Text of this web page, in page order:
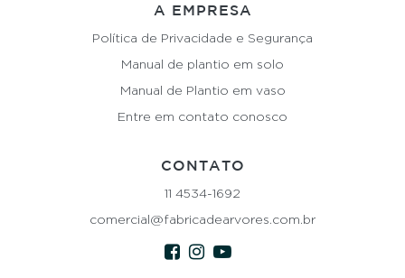
A EMPRESA
Política de Privacidade e Segurança
Manual de plantio em solo
Manual de Plantio em vaso
Entre em contato conosco
CONTATO
11 4534-1692
comercial@fabricadearvores.com.br